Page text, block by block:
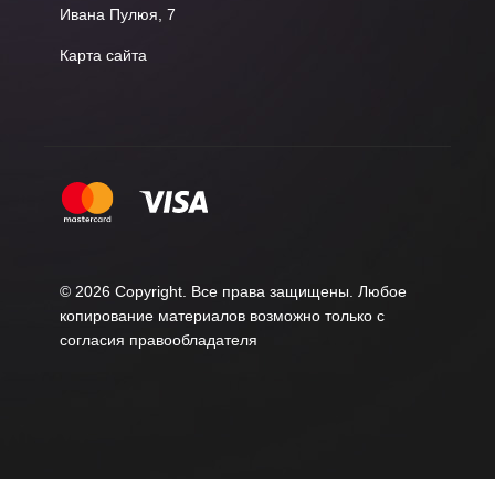
Ивана Пулюя, 7
Карта сайта
© 2026 Copyright. Все права защищены. Любое
копирование материалов возможно только с
согласия правообладателя